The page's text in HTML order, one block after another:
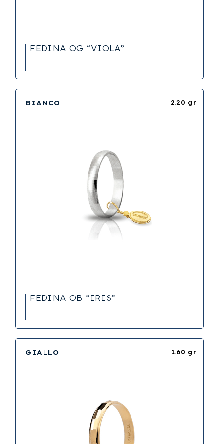
FEDINA OG “VIOLA”
2.20 gr.
BIANCO
FEDINA OB “IRIS”
1.60 gr.
GIALLO